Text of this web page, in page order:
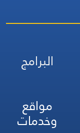
البرامج
مواقع
وخدمات